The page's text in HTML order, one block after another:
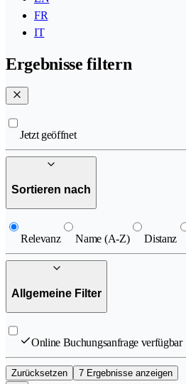
FR
IT
Ergebnisse filtern
Jetzt geöffnet
Sortieren nach
Relevanz Name (A-Z) Distanz
Allgemeine Filter
Online Buchungsanfrage verfügbar
Zurücksetzen 7 Ergebnisse anzeigen